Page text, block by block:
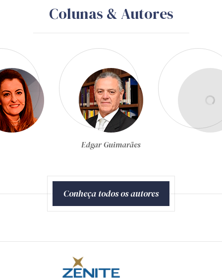
Colunas & Autores
Egon Bockmann Moreira
Conheça todos os autores